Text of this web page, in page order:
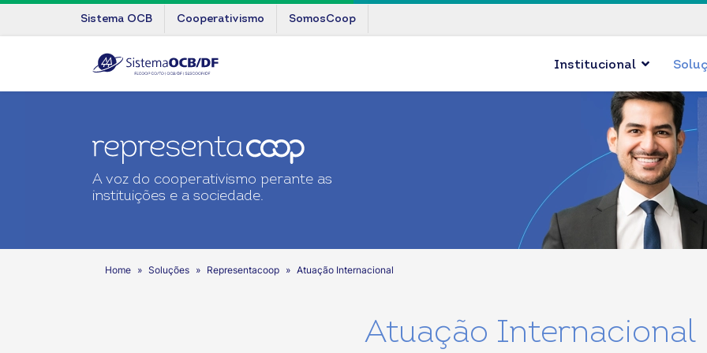
Sistema OCB Cooperativismo SomosCoop
Institucional
A voz do cooperativismo perante as
instituições e a sociedade.
Home Soluções Representacoop Atuação Internacional
Atuação Internacional